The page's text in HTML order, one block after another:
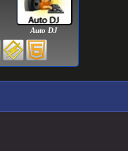
Auto DJ